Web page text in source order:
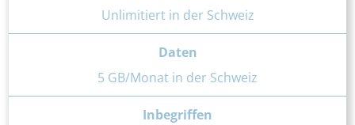
Unlimitiert in der Schweiz
Daten
5 GB/Monat in der Schweiz
Inbegriffen